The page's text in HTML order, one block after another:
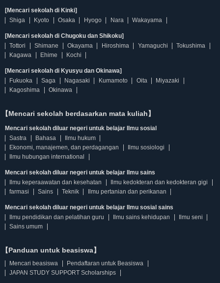
[Mencari sekolah di Kinki]
Shiga
Kyoto Osaka Hyogo Nara Wakayama
[Mencari sekolah di Chugoku dan Shikoku]
Tottori
Shimane Okayama Hiroshima Yamaguchi
Tokushima
Kagawa
Ehime Kochi
[Mencari sekolah di Kyusyu dan Okinawa]
Fukuoka
Saga Nagasaki Kumamoto Oita
Miyazaki
Kagoshima
Okinawa
【Mencari sekolah berdasarkan mata kuliah】
Mencari sekolah diluar negeri untuk belajar Ilmu sosial
Sastra
Bahasa
Ilmu hukum
Ekonomi, manajemen, dan perdagangan
Ilmu sosiologi
Ilmu hubungan international
Mencari sekolah diluar negeri untuk belajar Ilmu sains
Ilmu keperaawatan dan kesehatan
Ilmu kedokteran dan kedokteran gigi
farmasi
Sains Teknik Ilmu pertanian dan perikanan
Mencari sekolah diluar negeri untuk belajar Ilmu sosial sains
Ilmu pendidikan dan pelatihan guru
Ilmu sains kehidupan
Ilmu seni
Sains umum
【Panduan untuk beasiswa】
Mencari beasiswa
Pendaftaran untuk Beasiswa
JAPAN STUDY SUPPORT Scholarships